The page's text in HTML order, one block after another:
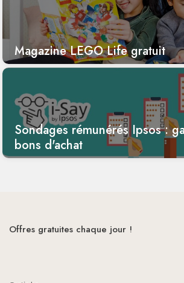
Magazine LEGO Life gratuit
Sondages rémunérés Ipsos :
bons d'achat
Offres gratuites chaque jour !